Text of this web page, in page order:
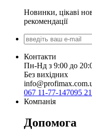
Новинки, цікаві
рекомендації
Контакти
Пн-Нд з 9:00 до
Без вихідних
067 11-77-147095
Компанія
Допомога